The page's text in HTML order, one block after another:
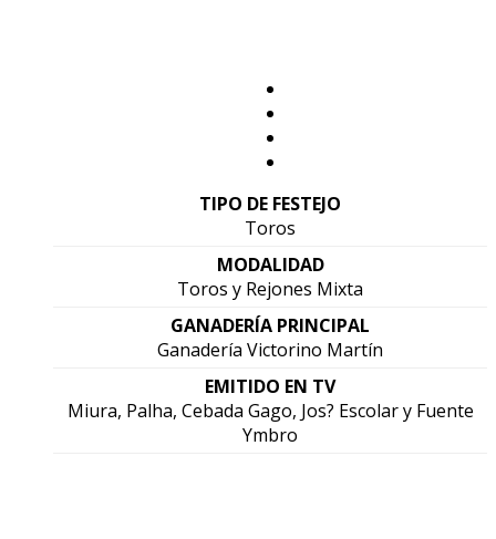
TIPO DE FESTEJO
Toros
MODALIDAD
Toros y Rejones Mixta
GANADERÍA PRINCIPAL
Ganadería Victorino Martín
EMITIDO EN TV
Miura, Palha, Cebada Gago, Jos? Escolar y Fuente
Ymbro